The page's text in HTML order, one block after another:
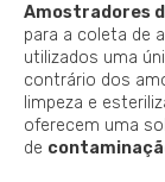
Amostradores
para a coleta de
utilizados uma
contrário dos
limpeza e
oferecem uma
de